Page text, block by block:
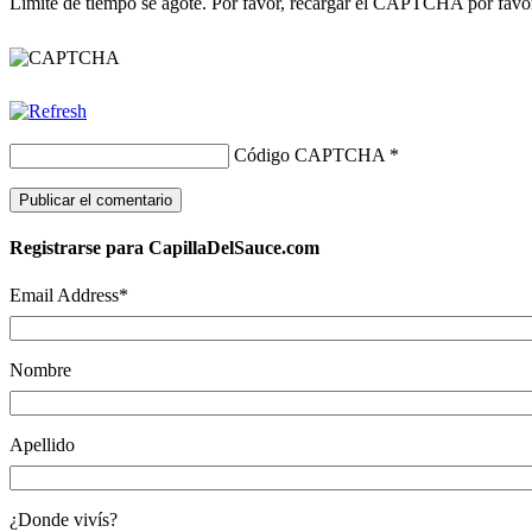
Código CAPTCHA *
Registrarse para CapillaDelSauce.com
Email Address*
Nombre
Apellido
¿Donde vivís?